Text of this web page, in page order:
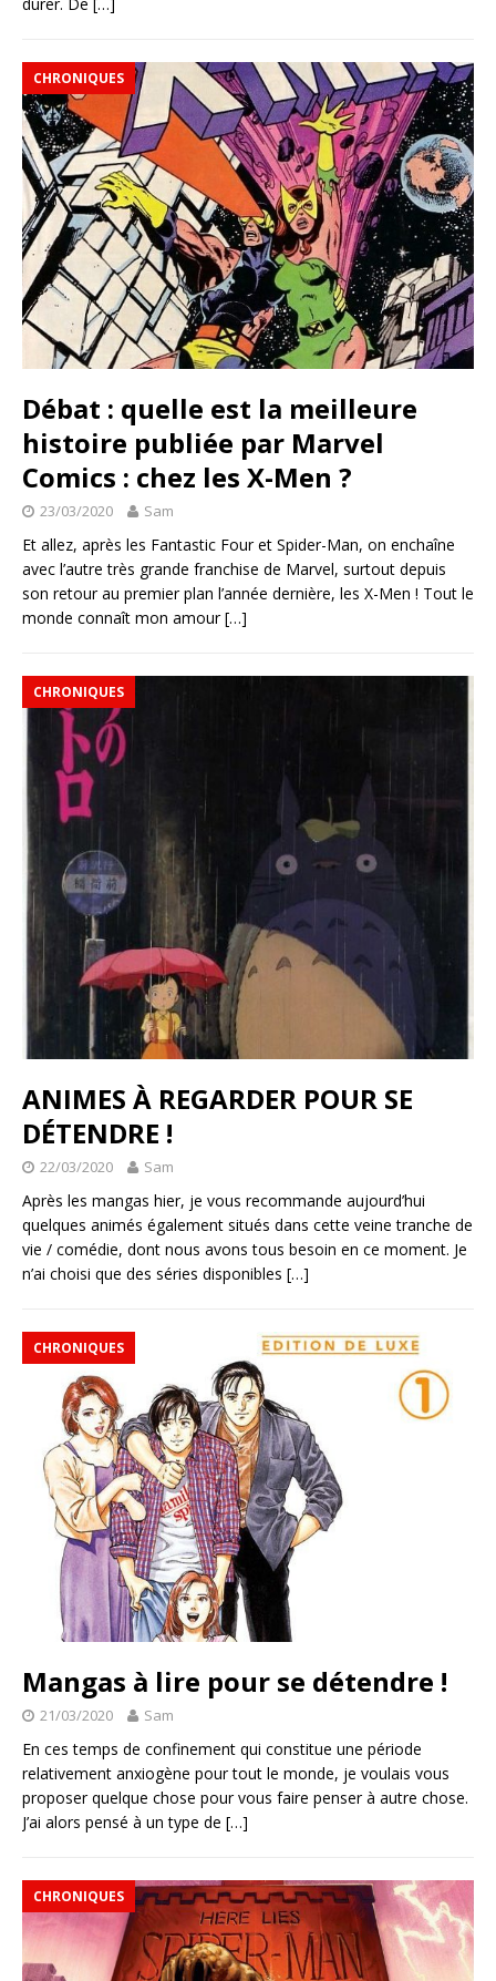
CHRONIQUES
Débat : quelle est la meilleure
histoire publiée par Marvel
Comics : chez les X-Men ?
23/03/2020 Sam
Et allez, après les Fantastic Four et Spider-Man, on enchaîne
avec l’autre très grande franchise de Marvel, surtout depuis
son retour au premier plan l’année dernière, les X-Men ! Tout le
monde connaît mon amour[…]
CHRONIQUES
ANIMES À REGARDER POUR SE
DÉTENDRE !
22/03/2020 Sam
Après les mangas hier, je vous recommande aujourd’hui
quelques animés également situés dans cette veine tranche de
vie / comédie, dont nous avons tous besoin en ce moment. Je
n’ai choisi que des séries disponibles […]
CHRONIQUES
Mangas à lire pour se détendre !
21/03/2020 Sam
En ces temps de confinement qui constitue une période
relativement anxiogène pour tout le monde, je voulais vous
proposer quelque chose pour vous faire penser à autre chose.
J’ai alors pensé à un type de […]
CHRONIQUES